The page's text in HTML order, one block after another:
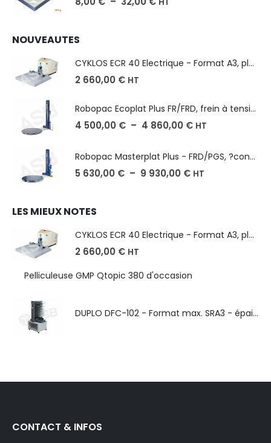
NOUVEAUTES
CYKLOS ECR 40 Electrique - Format A3, plusieurs unités coupe
2 660,00 € HT
Robopac Ecoplat Plus FR/FRD, frein à tension mécanique
4 500,00 € – 4 860,00 € HT
Robopac Masterplat Plus - FRD/PGS, ?conomie et performance
5 630,00 € – 9 930,00 € HT
LES MIEUX NOTES
CYKLOS ECR 40 Electrique - Format A3, plusieurs unités coupe
2 660,00 € HT
Pelliculeuse GMP Qtopic 380 d'occasion
DUPLO DFC-102 - Format max. SRA3 - épaisseur de 50 à 130g/m
CONTACT & INFOS